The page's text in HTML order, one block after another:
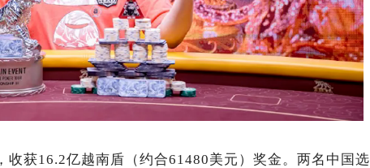
收获16.2亿越南盾（约合61480美元）奖金。两名中国选